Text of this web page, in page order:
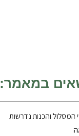
במאמר:
המסלול והכנות נדרשות